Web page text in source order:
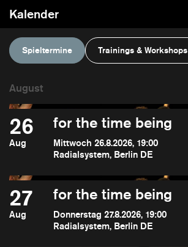
Kalender
Spieltermine Trainings & Workshops
26
Aug
for the time being
Mittwoch 26.8.2026, 19:00
Radialsystem, Berlin DE
27
Aug
for the time being
Donnerstag 27.8.2026, 19:00
Radialsystem, Berlin DE